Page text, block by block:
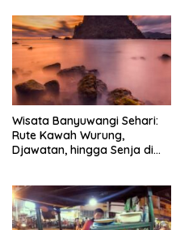
Wisata Banyuwangi Sehari:
Rute Kawah Wurung,
Djawatan, hingga Senja di